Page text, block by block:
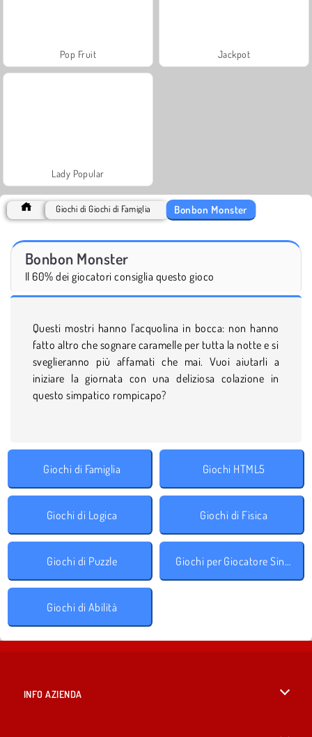
Pop Fruit Jackpot
Lady Popular
Giochi di Giochi di Famiglia Bonbon Monster
Bonbon Monster
Il 60% dei giocatori consiglia questo gioco
Questi mostri hanno l'acquolina in bocca: non hanno
fatto altro che sognare caramelle per tutta la notte e si
sveglieranno più affamati che mai. Vuoi aiutarli a
iniziare la giornata con una deliziosa colazione in
questo simpatico rompicapo?
Giochi di Famiglia Giochi HTML5
Giochi di Logica Giochi di Fisica
Giochi di Puzzle Giochi per Giocatore Singolo
Giochi di Abilità
INFO AZIENDA